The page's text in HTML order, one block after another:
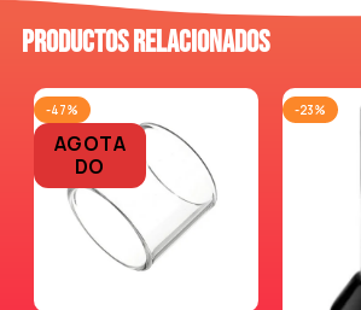
Productos relacionados
-47%
AGOTA
DO
-23%